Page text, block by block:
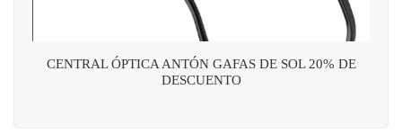
CENTRAL ÓPTICA ANTÓN GAFAS DE SOL 20% DE
DESCUENTO